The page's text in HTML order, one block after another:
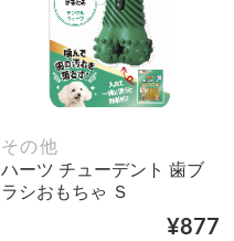
その他
ハーツ チューデント 歯ブ
ラシおもちゃ Ｓ
¥877